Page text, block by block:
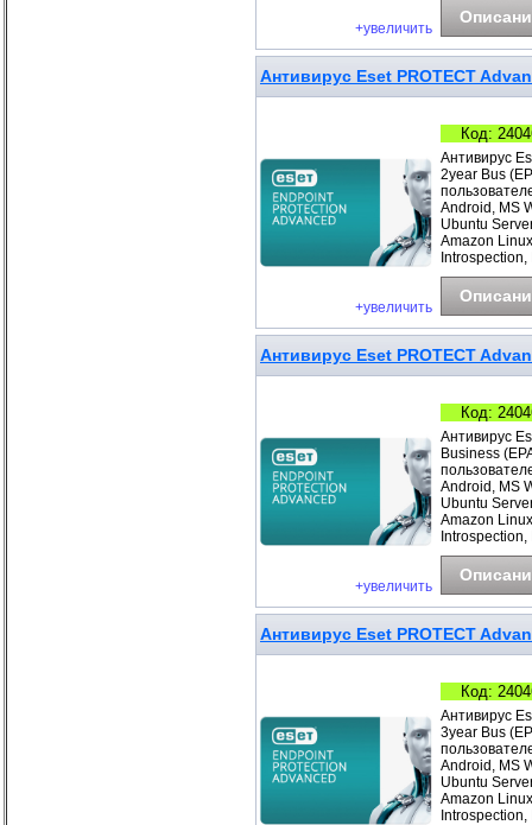
+увеличить
Антивирус Eset PROTECT
+увеличить
Код:
Антивирус
2year Bus
Android, MS
Ubuntu
Amazon
Антивирус Eset PROTECT
+увеличить
Код:
Антивирус
Business
Android, MS
Ubuntu
Amazon
Антивирус Eset PROTECT
Код:
Антивирус
3year Bus
Android, MS
Ubuntu
Amazon